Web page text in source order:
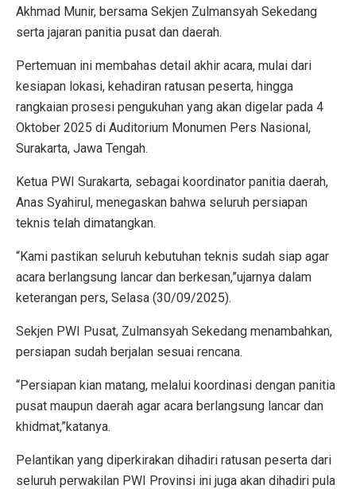
Akhmad Munir, bersama Sekjen Zulmansyah Sekedang
serta jajaran panitia pusat dan daerah.
Pertemuan ini membahas detail akhir acara, mulai dari
kesiapan lokasi, kehadiran ratusan peserta, hingga
rangkaian prosesi pengukuhan yang akan digelar pada 4
Oktober 2025 di Auditorium Monumen Pers Nasional,
Surakarta, Jawa Tengah.
Ketua PWI Surakarta, sebagai koordinator panitia daerah,
Anas Syahirul, menegaskan bahwa seluruh persiapan
teknis telah dimatangkan.
“Kami pastikan seluruh kebutuhan teknis sudah siap agar
acara berlangsung lancar dan berkesan,”ujarnya dalam
keterangan pers, Selasa (30/09/2025).
Sekjen PWI Pusat, Zulmansyah Sekedang menambahkan,
persiapan sudah berjalan sesuai rencana.
“Persiapan kian matang, melalui koordinasi dengan panitia
pusat maupun daerah agar acara berlangsung lancar dan
khidmat,”katanya.
Pelantikan yang diperkirakan dihadiri ratusan peserta dari
seluruh perwakilan PWI Provinsi ini juga akan dihadiri pula